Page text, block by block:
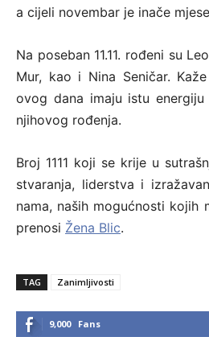
a cijeli novembar je inače
Na poseban 11.11. rođeni su
Mur, kao i Nina Seničar.
ovog dana imaju istu
njihovog rođenja.
Broj 1111 koji se krije u
stvaranja, liderstva i
nama, naših mogućnosti kojih
prenosi Žena Blic.
TAG Zanimljivosti
9,000 Fans